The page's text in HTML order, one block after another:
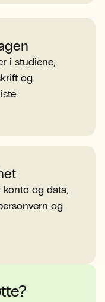
i studiene,
og
og data,
og